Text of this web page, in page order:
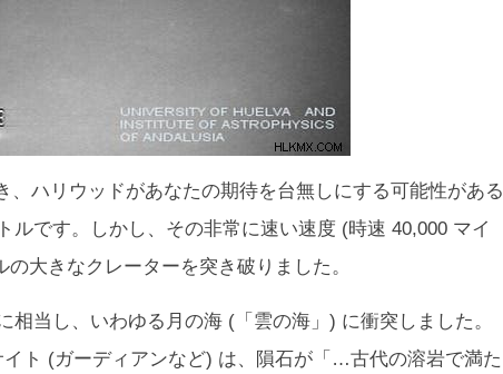
、ハリウッドがあなたの期待を台無しにする可能性がある
ルです。しかし、その非常に速い速度 (時速 40,000 マイ
大きなクレーターを突き破りました。
相当し、いわゆる月の海 (「雲の海」) に衝突しました。
ト (ガーディアンなど) は、隕石が「…古代の溶岩で満た